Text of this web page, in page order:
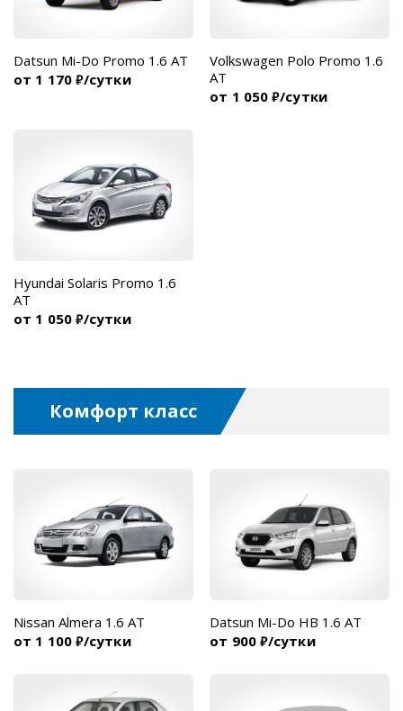
Datsun Mi-Do Promo 1.6 AT
от 1 170 ₽/сутки
Volkswagen Polo Promo 1.6
AT
от 1 050₽/сутки
Hyundai Solaris Promo 1.6
AT
от 1 050 ₽/сутки
Комфорт класс
Nissan Almera 1.6 AT
от 1 100 ₽/сутки
Datsun Mi-Do HB 1.6 AT
от 900 ₽/сутки